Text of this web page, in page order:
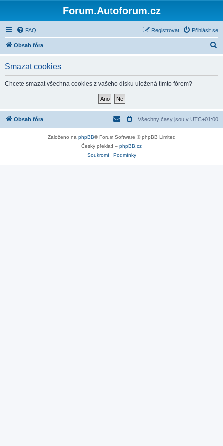
Forum.Autoforum.cz
FAQ Přihlásit se
Registrovat
Obsah fóra
Smazat cookies
Chcete smazat všechna cookies z vašeho disku uložená tímto fórem?
Obsah fóra Všechny časy jsou v UTC+01:00
Založeno na phpBB® Forum Software © phpBB Limited
Český překlad – phpBB.cz
Soukromí| Podmínky